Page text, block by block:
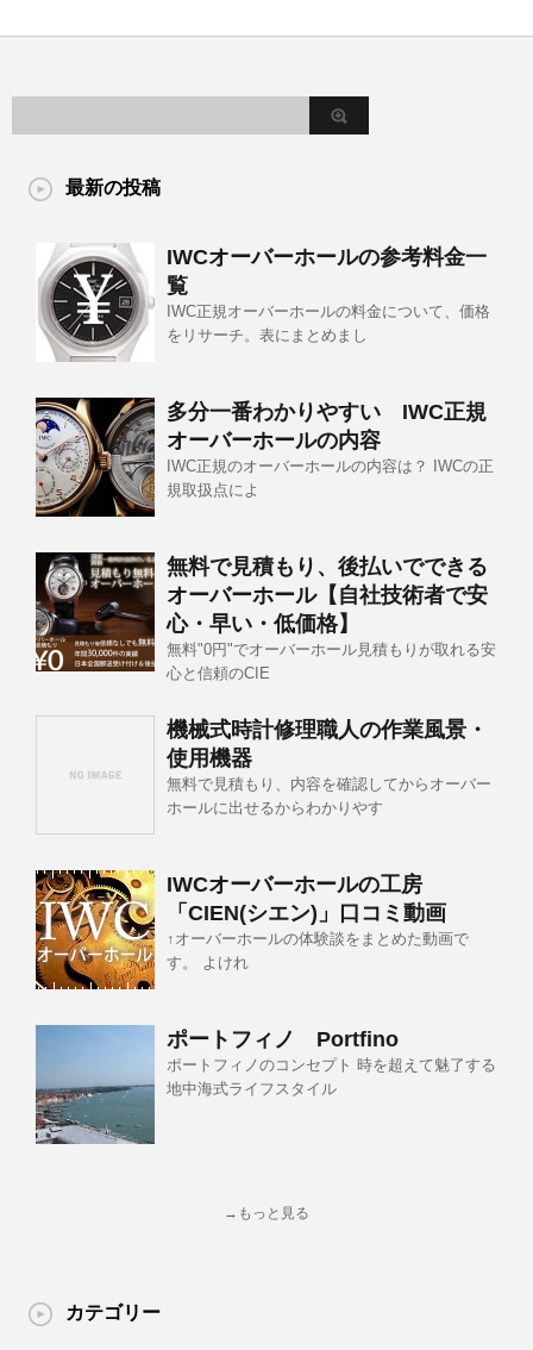
最新の投稿
IWCオーバーホールの参考料金一
覧
IWC正規オーバーホールの料金について、価格
をリサーチ。表にまとめまし
多分一番わかりやすい IWC正規
オーバーホールの内容
IWC正規のオーバーホールの内容は？ IWCの正
規取扱点によ
無料で見積もり、後払いでできる
オーバーホール【自社技術者で安
心・早い・低価格】
無料"0円"でオーバーホール見積もりが取れる安
心と信頼のCIE
機械式時計修理職人の作業風景・
使用機器
無料で見積もり、内容を確認してからオーバー
ホールに出せるからわかりやす
IWCオーバーホールの工房
「CIEN(シエン)」口コミ動画
↑オーバーホールの体験談をまとめた動画で
す。 よけれ
ポートフィノ Portfino
ポートフィノのコンセプト 時を超えて魅了する
地中海式ライフスタイル
→もっと見る
カテゴリー